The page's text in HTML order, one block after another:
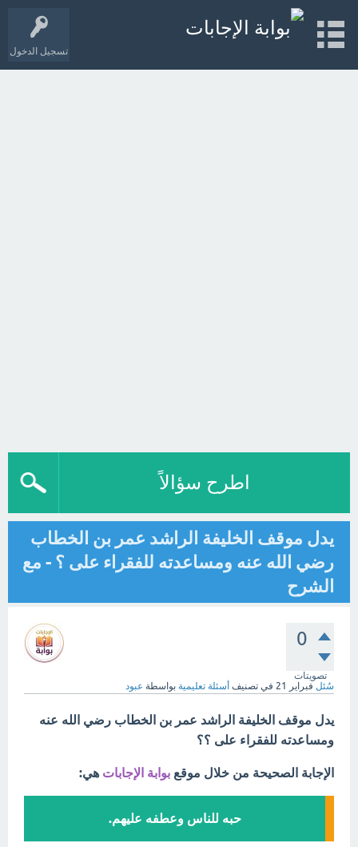
تسجيل الدخول
اطرح سؤالاً
يدل موقف الخليفة الراشد عمر بن الخطاب
رضي الله عنه ومساعدته للفقراء على ؟ - مع
الشرح
0
تصويتات
سُئل فبراير 21 في تصنيف أسئلة تعليمية بواسطة عبود
يدل موقف الخليفة الراشد عمر بن الخطاب رضي الله عنه
ومساعدته للفقراء على ؟؟
الإجابة الصحيحة من خلال موقع بوابة الإجابات هي:
حبه للناس وعطفه عليهم.